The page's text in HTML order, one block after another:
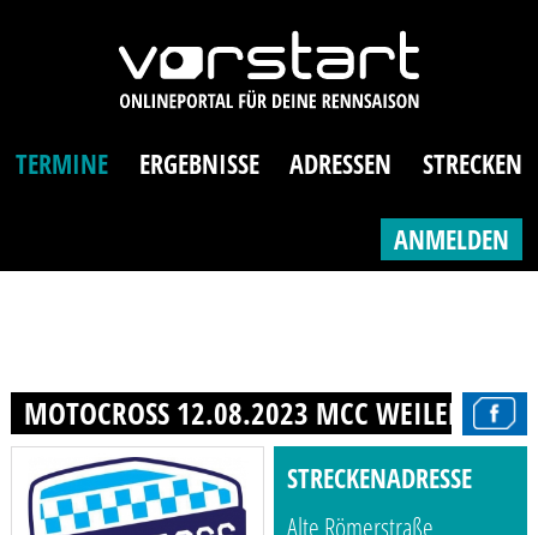
TERMINE ERGEBNISSE ADRESSEN STRECKEN
ANMELDEN
MOTOCROSS 12.08.2023 MCC WEILERSWIST
STRECKENADRESSE
Alte Römerstraße